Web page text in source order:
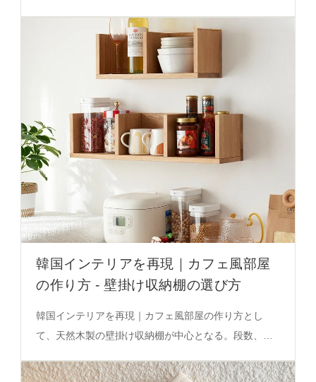
23.5×14cmなどのサイズで狭いスペースにも適応。イ
ンディアングリーン、ジャズホワイト、オーバーロー
ドフラワーなどの色調や柄デザインが視覚的整理を実
韓国インテリアを再現｜カフェ風部屋
の作り方 - 壁掛け収納棚の選び方
韓国インテリアを再現｜カフェ風部屋の作り方とし
て、天然木製の壁掛け収納棚が中心となる。段数、色
に影響。詳細はこちら。